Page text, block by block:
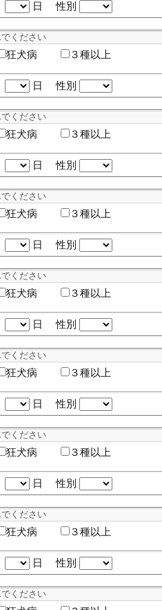
日 性別
狂犬病 ３種以上
日 性別
狂犬病 ３種以上
日 性別
狂犬病 ３種以上
日 性別
狂犬病 ３種以上
日 性別
狂犬病 ３種以上
日 性別
狂犬病 ３種以上
日 性別
狂犬病 ３種以上
日 性別